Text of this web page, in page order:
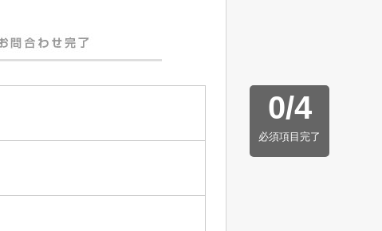
0/4
必須項目完了